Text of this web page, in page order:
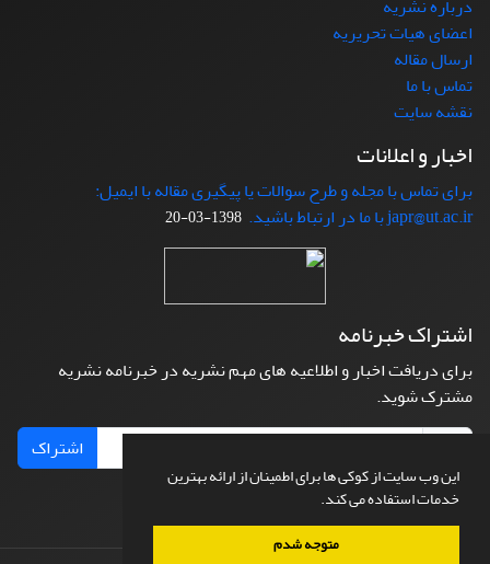
این وب سایت از کوکی ها برای اطمینان از ارائه بهترین
خدمات استفاده می کند.
متوجه شدم
اعضای هیات تحریریه
ارسال مقاله
تماس با ما
نقشه سایت
اخبار و اعلانات
برای تماس با مجله و طرح سوالات یا پیگیری مقاله با ایمیل:
japr@ut.ac.ir با ما در ارتباط باشید.
1398-03-20
اشتراک خبرنامه
برای دریافت اخبار و اطلاعیه های مهم نشریه در خبرنامه نشریه
مشترک شوید.
اشتراک